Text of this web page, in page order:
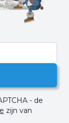
- de
zijn van